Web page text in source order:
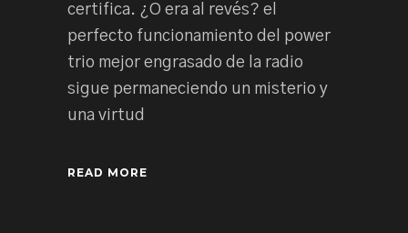
certifica. ¿O era al revés? el
perfecto funcionamiento del power
trio mejor engrasado de la radio
sigue permaneciendo un misterio y
una virtud
READ MORE